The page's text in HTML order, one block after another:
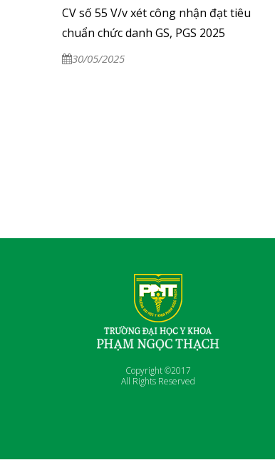
CV số 55 V/v xét công nhận đạt tiêu
chuẩn chức danh GS, PGS 2025
30/05/2025
Copyright ©2017
All Rights Reserved